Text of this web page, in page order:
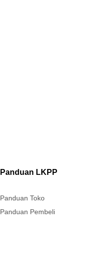
Panduan LKPP
Panduan Toko
Panduan Pembeli